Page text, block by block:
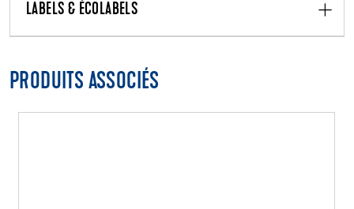
LABELS & ÉCOLABELS
PRODUITS ASSOCIÉS